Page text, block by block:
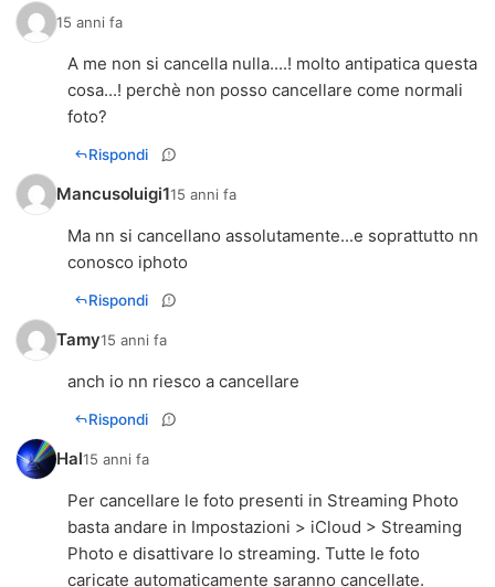
15 anni fa
A me non si cancella nulla....! molto antipatica questa
cosa...! perchè non posso cancellare come normali
foto?
Rispondi
Mancusoluigi115 anni fa
Ma nn si cancellano assolutamente...e soprattutto nn
conosco iphoto
Rispondi
Tamy15 anni fa
anch io nn riesco a cancellare
Rispondi
Hal15 anni fa
Per cancellare le foto presenti in Streaming Photo
basta andare in Impostazioni > iCloud > Streaming
Photo e disattivare lo streaming. Tutte le foto
caricate automaticamente saranno cancellate.